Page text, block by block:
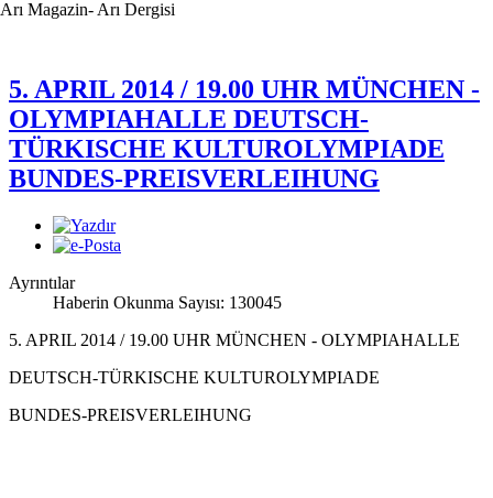
Arı Magazin- Arı Dergisi
5. APRIL 2014 / 19.00 UHR MÜNCHEN -
OLYMPIAHALLE DEUTSCH-
TÜRKISCHE KULTUROLYMPIADE
BUNDES-PREISVERLEIHUNG
Ayrıntılar
Haberin Okunma Sayısı: 130045
5. APRIL 2014 / 19.00 UHR MÜNCHEN - OLYMPIAHALLE
DEUTSCH-TÜRKISCHE KULTUROLYMPIADE
BUNDES-PREISVERLEIHUNG